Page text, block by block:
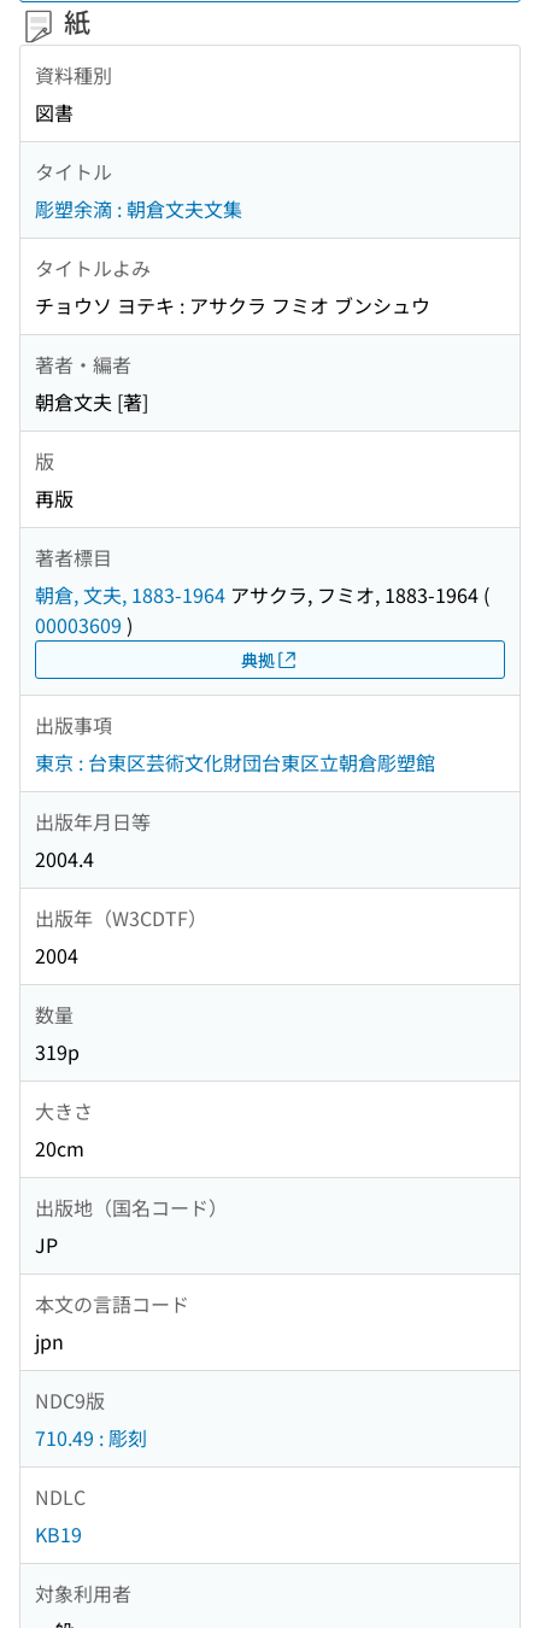
紙
資料種別
図書
タイトル
彫塑余滴 : 朝倉文夫文集
タイトルよみ
チョウソ ヨテキ : アサクラ フミオ ブンシュウ
著者・編者
朝倉文夫 [著]
版
再版
著者標目
朝倉, 文夫, 1883-1964 アサクラ, フミオ, 1883-1964 (
00003609 )
典拠
出版事項
東京 : 台東区芸術文化財団台東区立朝倉彫塑館
出版年月日等
2004.4
出版年（W3CDTF）
2004
数量
319p
大きさ
20cm
出版地（国名コード）
JP
本文の言語コード
jpn
NDC9版
710.49 : 彫刻
NDLC
KB19
対象利用者